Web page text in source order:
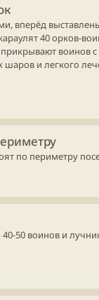
вперёд
40 орков-
воинов с
шаров и легкого
по периметру
50 воинов и